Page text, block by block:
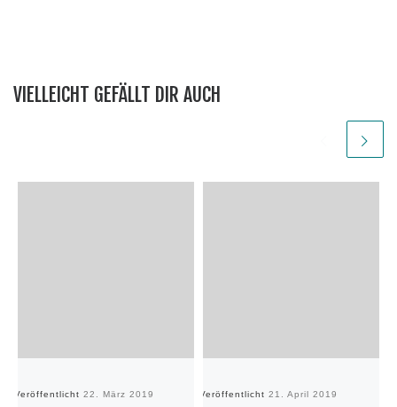
VIELLEICHT GEFÄLLT DIR AUCH
Veröffentlicht 22. März 2019 Veröffentlicht 21. April 2019